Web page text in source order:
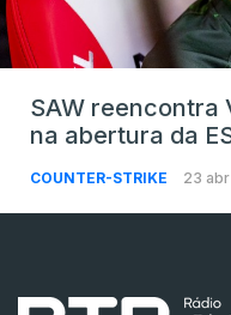
SAW reencontra
na abertura da
COUNTER-STRIKE 23